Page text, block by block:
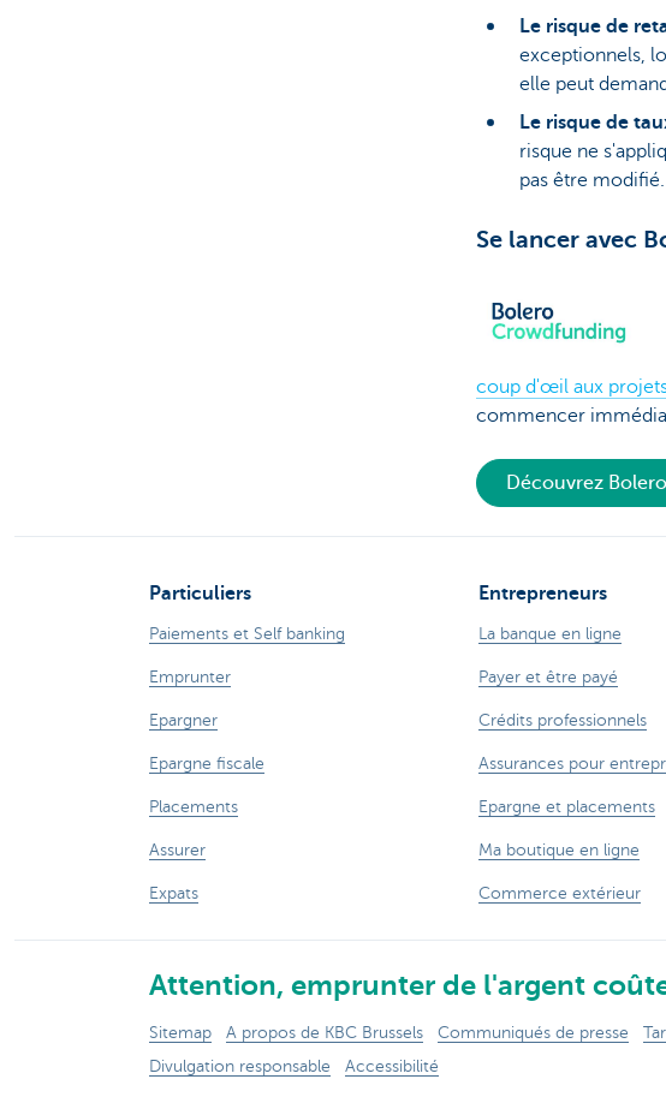
Le risque de
exceptionnels,
elle peut
Le risque de
risque ne
pas être modifié.
Se lancer avec
coup d'œil aux
commencer
Découvrez
Particuliers
Paiements et Self banking
Emprunter
Epargner
Epargne fiscale
Placements
Assurer
Expats
Entrepreneurs
La banque en ligne
Payer et être payé
Crédits professionnels
Assurances pour
Epargne et placements
Ma boutique en ligne
Commerce extérieur
Attention, emprunter de l'argent
Sitemap A propos de KBC Brussels Communiqués de presse
Divulgation responsable
Accessibilité